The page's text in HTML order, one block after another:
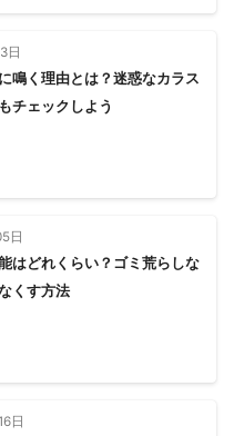
日
鳴く理由とは？迷惑なカラス
チェックしよう
日
はどれくらい？ゴミ荒らしな
くす方法
日